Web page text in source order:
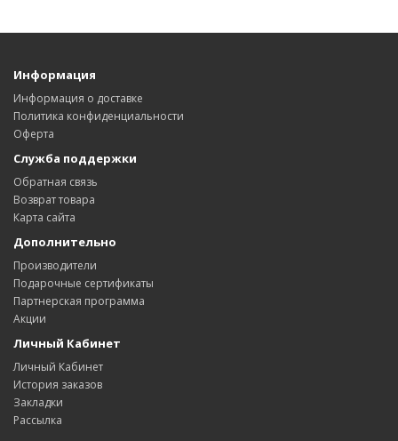
Информация
Информация о доставке
Политика конфиденциальности
Оферта
Служба поддержки
Обратная связь
Возврат товара
Карта сайта
Дополнительно
Производители
Подарочные сертификаты
Партнерская программа
Акции
Личный Кабинет
Личный Кабинет
История заказов
Закладки
Рассылка